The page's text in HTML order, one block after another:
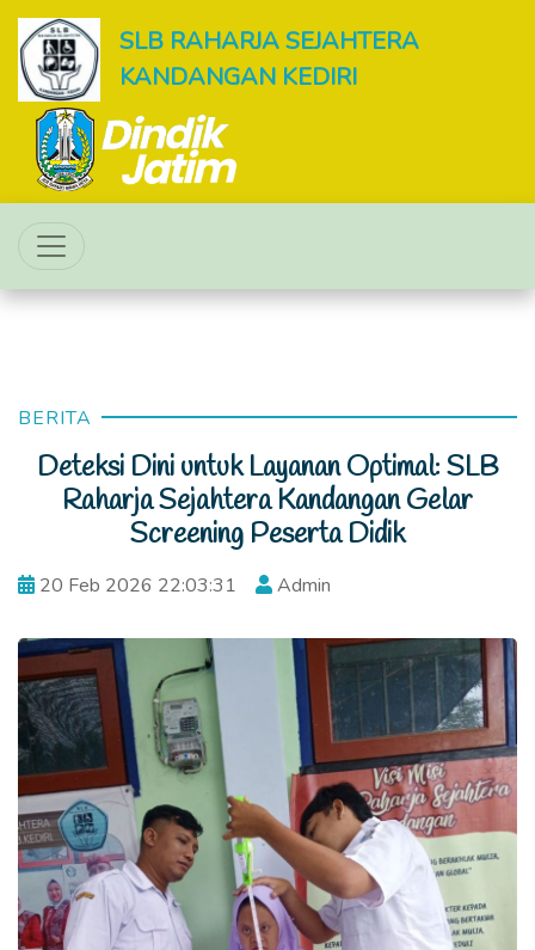
SLB RAHARJA SEJAHTERA
KANDANGAN KEDIRI
BERITA
Deteksi Dini untuk Layanan Optimal: SLB
Raharja Sejahtera Kandangan Gelar
Screening Peserta Didik
20 Feb 2026 22:03:31 Admin